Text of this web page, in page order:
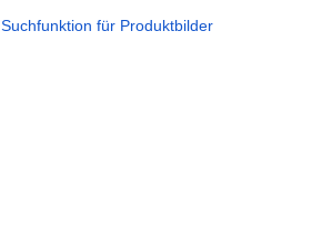
Suchfunktion für Produktbilder